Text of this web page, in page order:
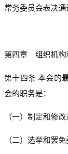
常务委员会表决
第四章 组织机构
第十四条 本会的
会的职务是：
（一）制定和修改
（二）选举和罢免